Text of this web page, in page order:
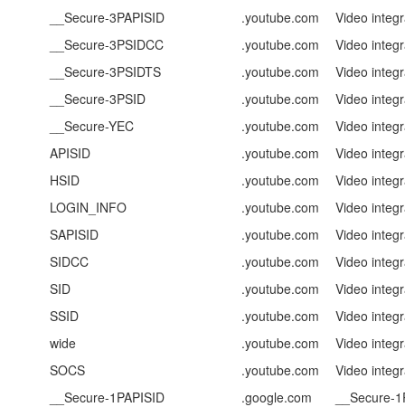
__Secure-3PAPISID
.youtube.com
Video
__Secure-3PSIDCC
.youtube.com
Video
__Secure-3PSIDTS
.youtube.com
Video
__Secure-3PSID
.youtube.com
Video
__Secure-YEC
.youtube.com
Video
APISID
.youtube.com
Video
HSID
.youtube.com
Video
LOGIN_INFO
.youtube.com
Video
SAPISID
.youtube.com
Video
SIDCC
.youtube.com
Video
SID
.youtube.com
Video
SSID
.youtube.com
Video
wide
.youtube.com
Video
SOCS
.youtube.com
Video
__Secure-1PAPISID
.google.com
__Secure-